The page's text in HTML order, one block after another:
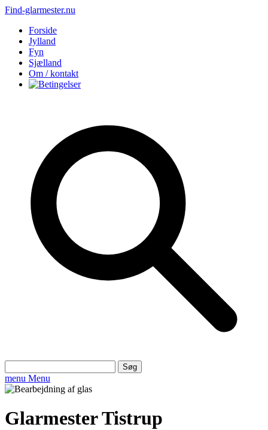
Find-glarmester.nu
Forside
Jylland
Fyn
Sjælland
Om / kontakt
efter:
menu Menu
Glarmester Tistrup